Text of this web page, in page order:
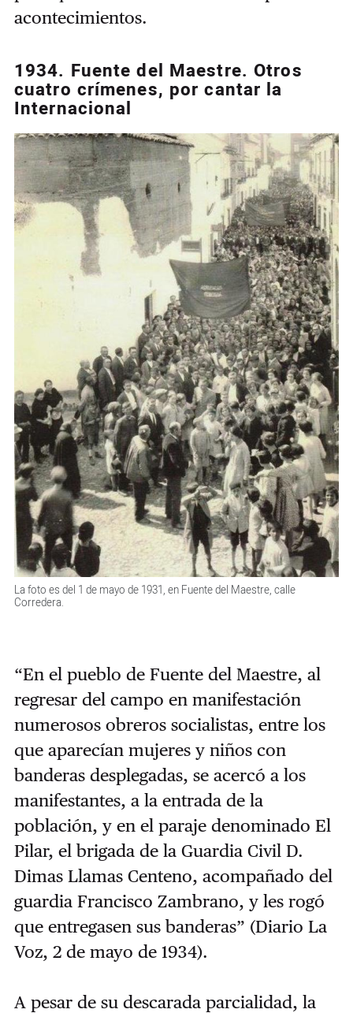
acontecimientos.
1934. Fuente del Maestre. Otros
cuatro crímenes, por cantar la
Internacional
La foto es del 1 de mayo de 1931, en Fuente del Maestre, calle
Corredera.
“En el pueblo de Fuente del Maestre, al
regresar del campo en manifestación
numerosos obreros socialistas, entre los
que aparecían mujeres y niños con
banderas desplegadas, se acercó a los
manifestantes, a la entrada de la
población, y en el paraje denominado El
Pilar, el brigada de la Guardia Civil D.
Dimas Llamas Centeno, acompañado del
guardia Francisco Zambrano, y les rogó
que entregasen sus banderas” (Diario La
Voz, 2 de mayo de 1934).
A pesar de su descarada parcialidad, la